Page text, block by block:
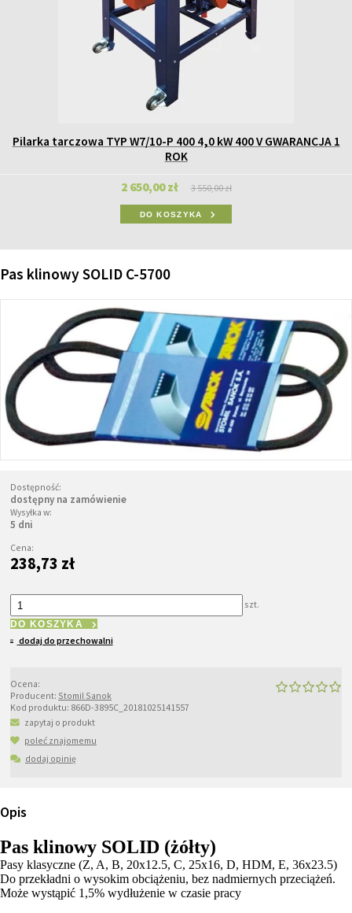
Pilarka tarczowa TYP W7/10-P 400 4,0 kW 400 V GWARANCJA 1
ROK
2 650,00 zł 3 550,00 zł
DO KOSZYKA
Pas klinowy SOLID C-5700
Dostępność:
dostępny na zamówienie
Wysyłka w:
5 dni
Cena:
238,73 zł
szt.
DO KOSZYKA
dodaj do przechowalni
Ocena:
Producent: Stomil Sanok
Kod produktu: 866D-3895C_20181025141557
zapytaj o produkt
poleć znajomemu
dodaj opinię
Opis
Pas klinowy SOLID (żółty)
Pasy klasyczne (Z, A, B, 20x12.5, C, 25x16, D, HDM, E, 36x23.5)
Do przekładni o wysokim obciążeniu, bez nadmiernych przeciążeń.
Może wystąpić 1,5% wydłużenie w czasie pracy